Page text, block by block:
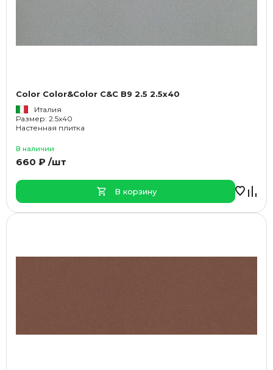
Color Color&Color C&C B9 2.5 2.5x40
Италия
Размер: 2.5x40
Настенная плитка
В наличии
660 ₽ /шт
В корзину